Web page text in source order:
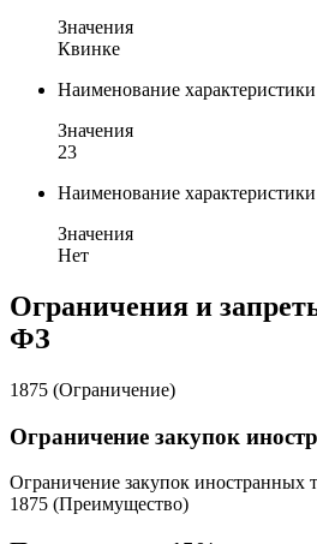
Значения
Квинке
Наименование характеристики
Значения
23
Наименование характеристики
Значения
Нет
Ограничения и
ФЗ
1875 (Ограничение)
Ограничение закупок
Ограничение закупок иностранных
1875 (Преимущество)